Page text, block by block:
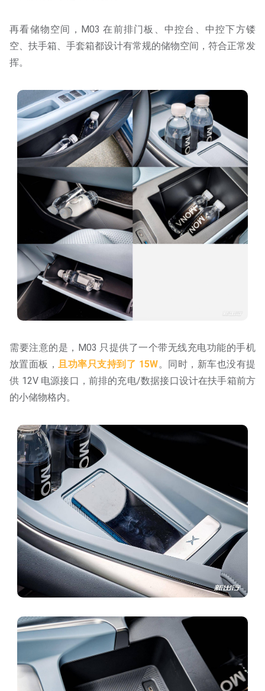
再看储物空间，M03 在前排门板、中控台、中控下方镂
空、扶手箱、手套箱都设计有常规的储物空间，符合正常发
挥。
需要注意的是，M03 只提供了一个带无线充电功能的手机
放置面板，
且功率只支持到了 15W。同时，新车也没有提
供 12V 电源接口，前排的充电/数据接口设计在扶手箱前方
的小储物格内。